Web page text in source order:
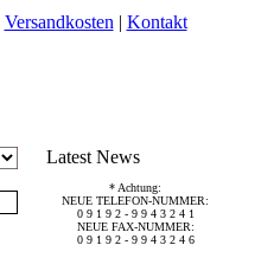
Versandkosten | Kontakt
Latest News
* Achtung:
NEUE TELEFON-NUMMER:
0 9 1 9 2 - 9 9 4 3 2 4 1
NEUE FAX-NUMMER:
0 9 1 9 2 - 9 9 4 3 2 4 6